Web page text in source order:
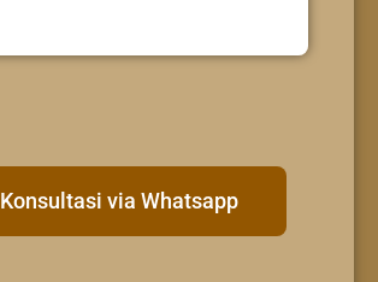
Konsultasi via Whatsapp